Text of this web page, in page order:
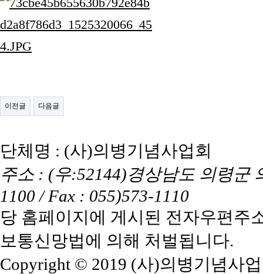
이전글 다음글
단체명 : (사)의병기념사업회
주소 : (우:52144)경상남도 의령군
1100 / Fax : 055)573-1110
당 홈페이지에 게시된 전자우편주
보통신망법에 의해 처벌됩니다.
Copyright © 2019 (사)의병기념사